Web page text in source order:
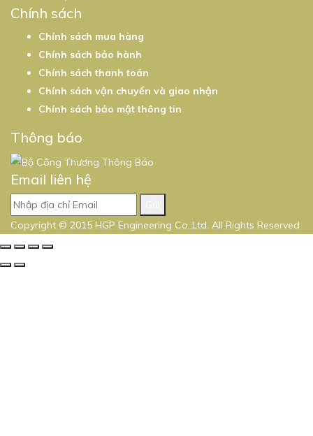
Chính sách
Chính sách mua hàng
Chính sách bảo hành
Chính sách thanh toán
Chính sách vận chuyển và giao nhận
Chính sách bảo mật thông tin
Thông báo
Email liên hệ
Copyright © 2015 HGP Engineering Co.,Ltd. All Rights Reserved